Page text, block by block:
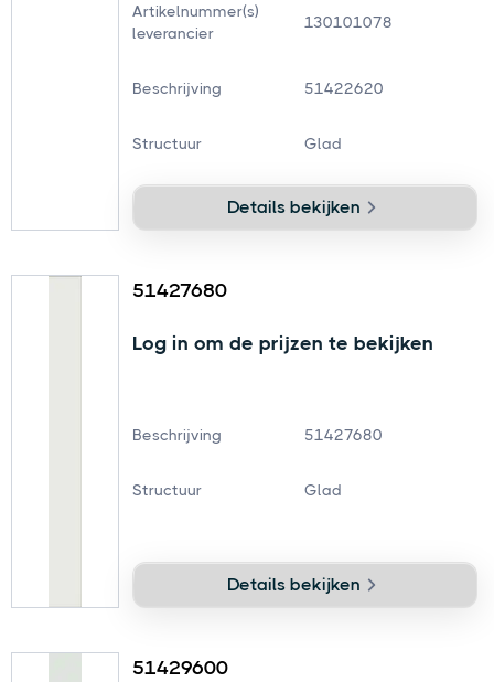
Artikelnummer(s)
leverancier
130101078
Beschrijving 51422620
Structuur Glad
Details bekijken
51427680
Log in om de prijzen te bekijken
Beschrijving 51427680
Structuur Glad
Details bekijken
51429600